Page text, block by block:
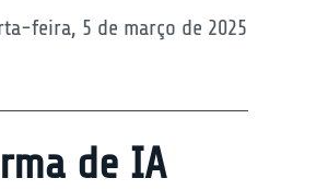
feira, 5 de março de 2025
de IA